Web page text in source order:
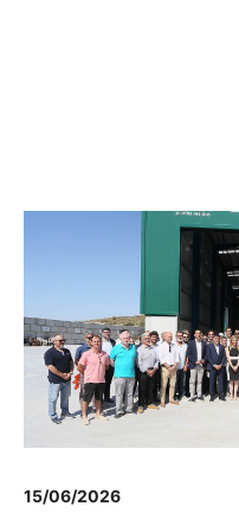
15/06/2026